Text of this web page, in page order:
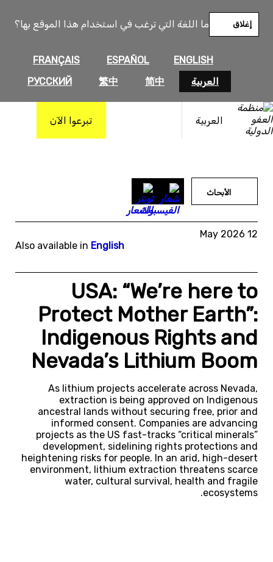
ما اللغة التي ترغب في استخدام هذا الموقع بها؟
ENGLISH
ESPAÑOL
FRANÇAIS
العربية
简中
繁中
РУССКИЙ
إغلاق
العربية تبرعوا الآن
المحتوى
الأبحاث
12 May 2026
Also available in English
USA: “We’re here to
Protect Mother Earth”:
Indigenous Rights and
Nevada’s Lithium Boom
As lithium projects accelerate across Nevada,
extraction is being approved on Indigenous
ancestral lands without securing free, prior and
informed consent. Companies are advancing
projects as the US fast-tracks “critical minerals”
development, sidelining rights protections and
heightening risks for people. In an arid, high-desert
environment, lithium extraction threatens scarce
water, cultural survival, health and fragile
ecosystems.